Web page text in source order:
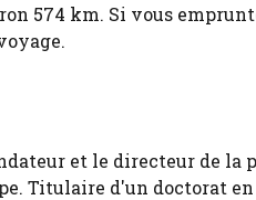
574 km. Si vous
et le directeur de la
Titulaire d'un doctorat